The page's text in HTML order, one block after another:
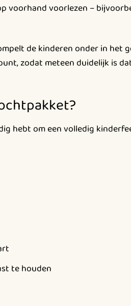
voorhand voorlezen –
de kinderen onder in het
zodat meteen duidelijk is
hebt om een volledig
te houden